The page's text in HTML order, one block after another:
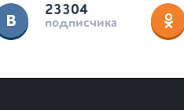
23304
подписчика